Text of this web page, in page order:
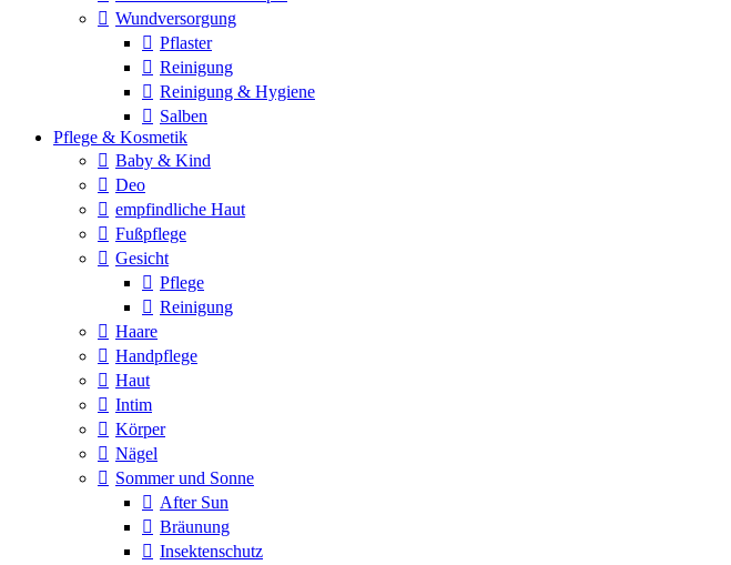
Wundversorgung
Pflaster
Reinigung
Reinigung & Hygiene
Salben
Pflege & Kosmetik
Baby & Kind
Deo
empfindliche Haut
Fußpflege
Gesicht
Pflege
Reinigung
Haare
Handpflege
Haut
Intim
Körper
Nägel
Sommer und Sonne
After Sun
Bräunung
Insektenschutz